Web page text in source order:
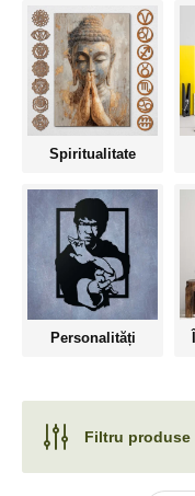
Spiritualitate
Personalități
Filtru produse